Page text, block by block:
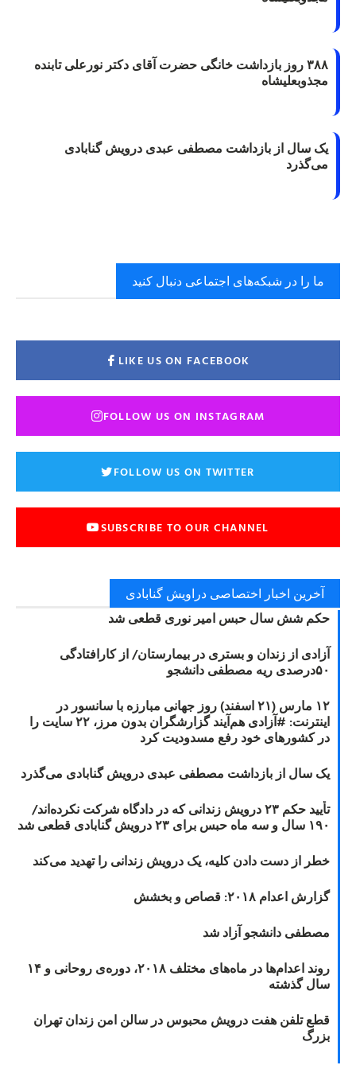
۳۸۸ روز بازداشت خانگی حضرت آقای دکتر نورعلی تابنده
مجذوبعلیشاه
یک سال از بازداشت مصطفی عبدی درویش گنابادی
می‌گذرد
ما را در شبکه‌های اجتماعی دنبال کنید
LIKE US ON FACEBOOK
FOLLOW US ON INSTAGRAM
FOLLOW US ON TWITTER
SUBSCRIBE TO OUR CHANNEL
آخرین اخبار اختصاصی دراویش گنابادی
حکم شش سال حبس امیر نوری قطعی شد
آزادی از زندان و بستری در بیمارستان/ از کارافتادگی
۵۰درصدی ریه مصطفی دانشجو
۱۲ مارس (۲۱ اسفند) روز جهانی مبارزه با سانسور در
اینترنت: #آزادی هم‌آیند گزارشگران‌ بدون مرز، ۲۲ سایت را
در کشورهای خود رفع مسدودیت کرد
یک سال از بازداشت مصطفی عبدی درویش گنابادی می‌گذرد
تأیید حکم ۲۳ درویش زندانی که در دادگاه شرکت نکرده‌اند/
۱۹۰ سال و سه ماه حبس برای ۲۳ درویش گنابادی قطعی شد
خطر از دست دادن کلیه، یک درویش زندانی را تهدید می‌کند
گزارش اعدام ۲۰۱۸: قصاص و بخشش
مصطفی دانشجو آزاد شد
روند اعدام‌ها در ماه‌های مختلف ۲۰۱۸، دوره‌ی روحانی و ۱۴
سال گذشته
قطع تلفن هفت درویش محبوس در سالن امن زندان تهران
بزرگ